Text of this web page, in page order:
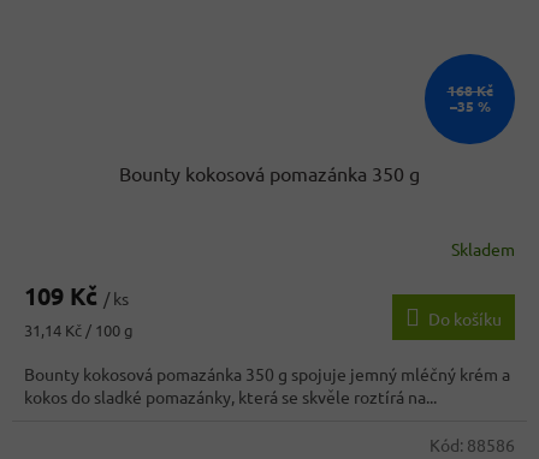
168 Kč
–35 %
Bounty kokosová pomazánka 350 g
Skladem
109 Kč / ks
Měrná
31,14 Kč / 100 g
Do košíku
Bounty kokosová pomazánka 350 g spojuje jemný mléčný krém a
kokos do sladké pomazánky, která se skvěle roztírá na...
Kód: 88586